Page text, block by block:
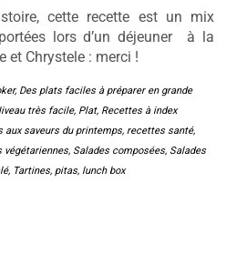
cette recette est un mix
lors d’un déjeuner à la
et Chrystele : merci !
, Des plats faciles à préparer en grande
très facile, Plat, Recettes à index
aux saveurs du printemps, recettes santé,
végétariennes, Salades composées, Salades
, Tartines, pitas, lunch box